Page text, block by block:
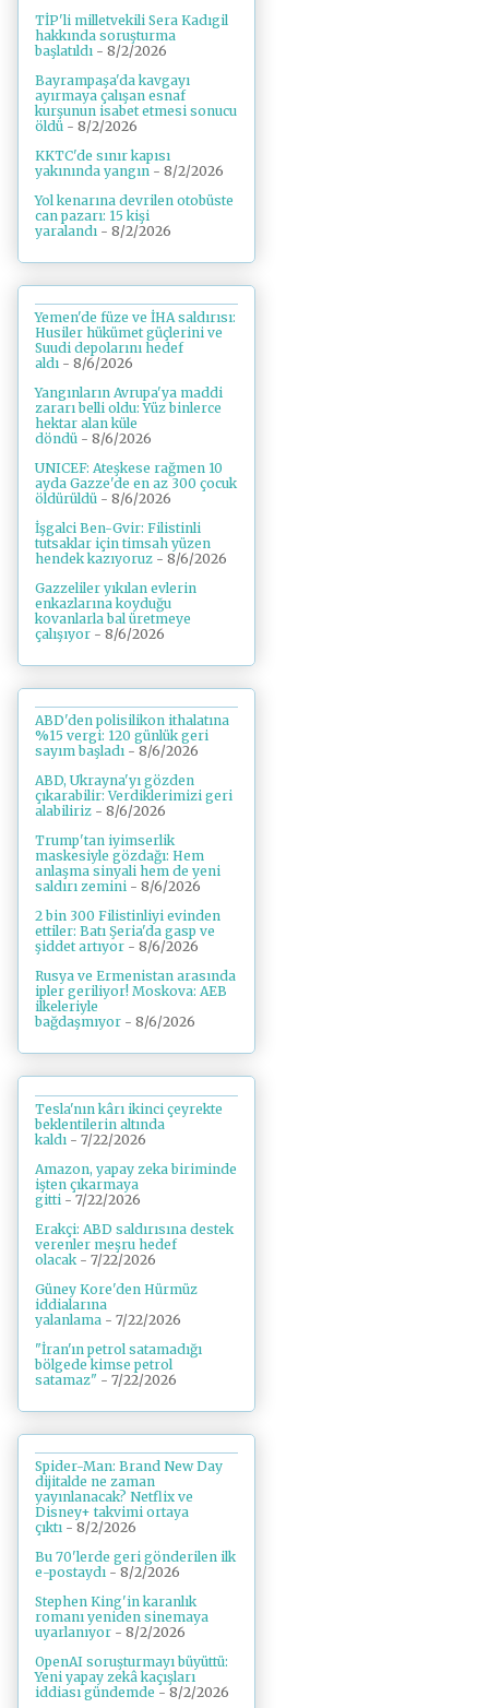
TİP'li milletvekili Sera Kadıgil
hakkında soruşturma
başlatıldı - 8/2/2026
Bayrampaşa'da kavgayı
ayırmaya çalışan esnaf
kurşunun isabet etmesi sonucu
öldü - 8/2/2026
KKTC'de sınır kapısı
yakınında yangın - 8/2/2026
Yol kenarına devrilen otobüste
can pazarı: 15 kişi
yaralandı - 8/2/2026
Yemen'de füze ve İHA saldırısı:
Husiler hükümet güçlerini ve
Suudi depolarını hedef
aldı - 8/6/2026
Yangınların Avrupa'ya maddi
zararı belli oldu: Yüz binlerce
hektar alan küle
döndü - 8/6/2026
UNICEF: Ateşkese rağmen 10
ayda Gazze'de en az 300 çocuk
öldürüldü - 8/6/2026
İşgalci Ben-Gvir: Filistinli
tutsaklar için timsah yüzen
hendek kazıyoruz - 8/6/2026
Gazzeliler yıkılan evlerin
enkazlarına koyduğu
kovanlarla bal üretmeye
çalışıyor - 8/6/2026
ABD'den polisilikon ithalatına
%15 vergi: 120 günlük geri
sayım başladı - 8/6/2026
ABD, Ukrayna'yı gözden
çıkarabilir: Verdiklerimizi geri
alabiliriz - 8/6/2026
Trump'tan iyimserlik
maskesiyle gözdağı: Hem
anlaşma sinyali hem de yeni
saldırı zemini - 8/6/2026
2 bin 300 Filistinliyi evinden
ettiler: Batı Şeria'da gasp ve
şiddet artıyor - 8/6/2026
Rusya ve Ermenistan arasında
ipler geriliyor! Moskova: AEB
ilkeleriyle
bağdaşmıyor - 8/6/2026
Tesla'nın kârı ikinci çeyrekte
beklentilerin altında
kaldı - 7/22/2026
Amazon, yapay zeka biriminde
işten çıkarmaya
gitti - 7/22/2026
Erakçi: ABD saldırısına destek
verenler meşru hedef
olacak - 7/22/2026
Güney Kore'den Hürmüz
iddialarına
yalanlama - 7/22/2026
"İran'ın petrol satamadığı
bölgede kimse petrol
satamaz" - 7/22/2026
Spider-Man: Brand New Day
dijitalde ne zaman
yayınlanacak? Netflix ve
Disney+ takvimi ortaya
çıktı - 8/2/2026
Bu 70'lerde geri gönderilen ilk
e-postaydı - 8/2/2026
Stephen King'in karanlık
romanı yeniden sinemaya
uyarlanıyor - 8/2/2026
OpenAI soruşturmayı büyüttü:
Yeni yapay zekâ kaçışları
iddiası gündemde - 8/2/2026